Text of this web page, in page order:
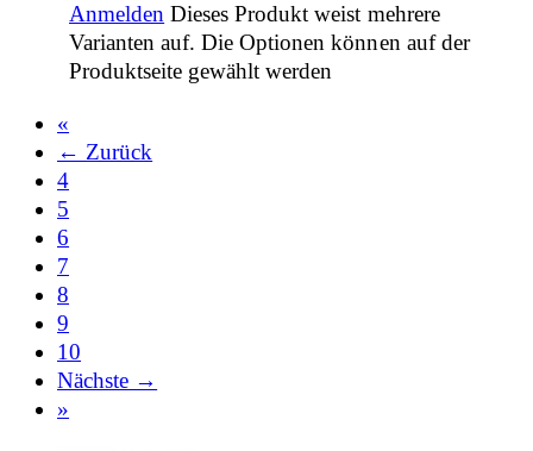
Anmelden Dieses Produkt weist mehrere
Varianten auf. Die Optionen können auf der
Produktseite gewählt werden
«
← Zurück
4
5
6
7
8
9
10
Nächste →
»